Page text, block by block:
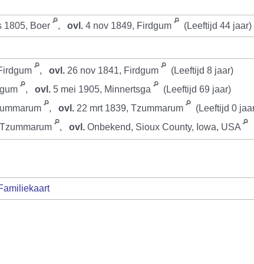
1805, Boer , ovl. 4 nov 1849, Firdgum (Leeftijd 44 jaar)
, ovl. 26 nov 1841, Firdgum
(Leeftijd 8 jaar)
, ovl. 5 mei 1905, Minnertsga
(Leeftijd 69 jaar)
, ovl. 22 mrt 1839, Tzummarum
(Leeftijd 0
, ovl. Onbekend, Sioux County, Iowa, USA